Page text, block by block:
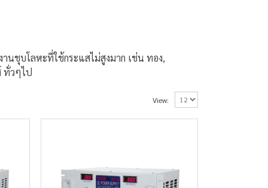
นชุบโลหะที่ใช้กระแสไม่สูงมาก เช่น ทอง,
ทั่วๆไป
View: